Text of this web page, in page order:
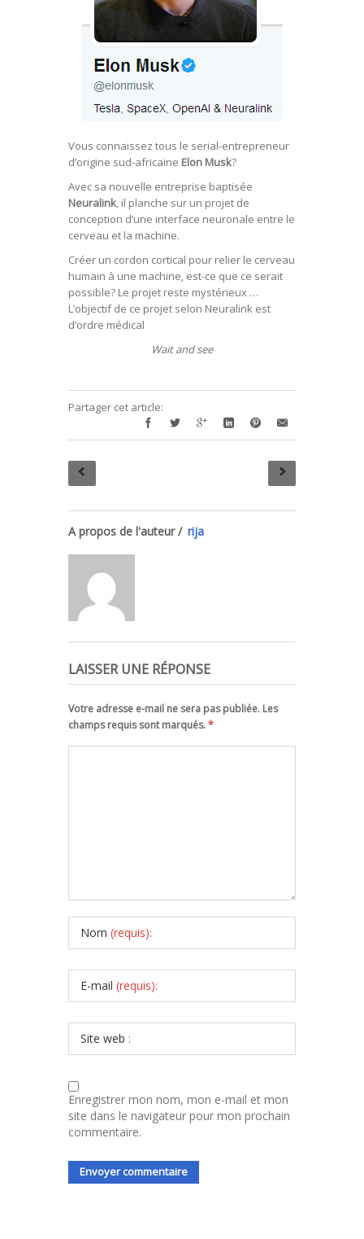
Vous connaissez tous le serial-entrepreneur
d’origine sud-africaine Elon Musk?
Avec sa nouvelle entreprise baptisée
Neuralink, il planche sur un projet de
conception d’une interface neuronale entre le
cerveau et la machine.
Créer un cordon cortical pour relier le cerveau
humain à une machine, est-ce que ce serait
possible? Le projet reste mystérieux …
L’objectif de ce projet selon Neuralink est
d’ordre médical
Wait and see
Partager cet article:
A propos de l'auteur / rija
LAISSER UNE RÉPONSE
Votre adresse e-mail ne sera pas publiée. Les
champs requis sont marqués.*
Nom (requis):
E-mail (requis):
Site web :
Enregistrer mon nom, mon e-mail et mon
site dans le navigateur pour mon prochain
commentaire.